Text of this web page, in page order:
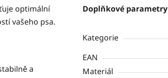
optimální
vašeho psa.
a
Doplňkové parametry
Kategorie
EAN
Materiál